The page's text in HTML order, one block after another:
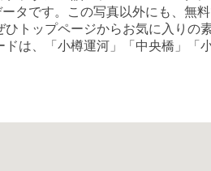
ータです。この写真以外にも、
トップページからお気に入りの
は、「小樽運河」「中央橋」「